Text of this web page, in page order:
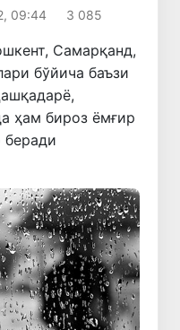
09:44 3 085
Самарқанд,
бўйича баъзи
ҳам бироз ёмғир